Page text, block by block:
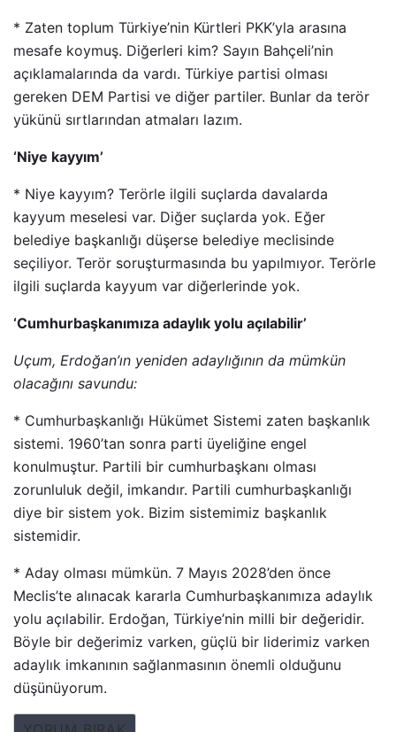
* Zaten toplum Türkiye’nin Kürtleri PKK’yla arasına
mesafe koymuş. Diğerleri kim? Sayın Bahçeli’nin
açıklamalarında da vardı. Türkiye partisi olması
gereken DEM Partisi ve diğer partiler. Bunlar da terör
yükünü sırtlarından atmaları lazım.
‘Niye kayyım’
* Niye kayyım? Terörle ilgili suçlarda davalarda
kayyum meselesi var. Diğer suçlarda yok. Eğer
belediye başkanlığı düşerse belediye meclisinde
seçiliyor. Terör soruşturmasında bu yapılmıyor. Terörle
ilgili suçlarda kayyum var diğerlerinde yok.
‘Cumhurbaşkanımıza adaylık yolu açılabilir’
Uçum, Erdoğan’ın yeniden adaylığının da mümkün
olacağını savundu:
* Cumhurbaşkanlığı Hükümet Sistemi zaten başkanlık
sistemi. 1960’tan sonra parti üyeliğine engel
konulmuştur. Partili bir cumhurbaşkanı olması
zorunluluk değil, imkandır. Partili cumhurbaşkanlığı
diye bir sistem yok. Bizim sistemimiz başkanlık
sistemidir.
* Aday olması mümkün. 7 Mayıs 2028’den önce
Meclis’te alınacak kararla Cumhurbaşkanımıza adaylık
yolu açılabilir. Erdoğan, Türkiye’nin milli bir değeridir.
Böyle bir değerimiz varken, güçlü bir liderimiz varken
adaylık imkanının sağlanmasının önemli olduğunu
düşünüyorum.